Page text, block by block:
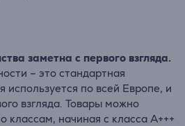
заметна с первого взгляда.
– это стандартная
используется по всей Европе, и
взгляда. Товары можно
классам, начиная с класса A+++